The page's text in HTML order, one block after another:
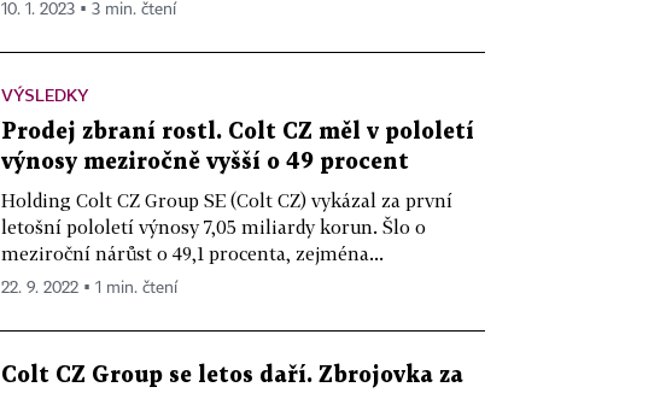
10. 1. 2023 ▪ 3 min. čtení
VÝSLEDKY
Prodej zbraní rostl. Colt CZ měl v pololetí
výnosy meziročně vyšší o 49 procent
Holding Colt CZ Group SE (Colt CZ) vykázal za první
letošní pololetí výnosy 7,05 miliardy korun. Šlo o
meziroční nárůst o 49,1 procenta, zejména...
22. 9. 2022 ▪ 1 min. čtení
Colt CZ Group se letos daří. Zbrojovka za